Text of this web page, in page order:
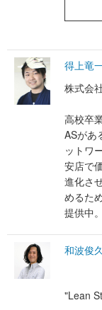
得上竜
株式会
高校卒
ASがあ
ットワ
安店で
進化さ
めるた
提供中。
和波俊久
"Lean